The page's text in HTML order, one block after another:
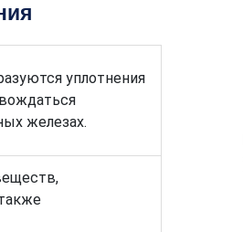
уплотнения
железах.